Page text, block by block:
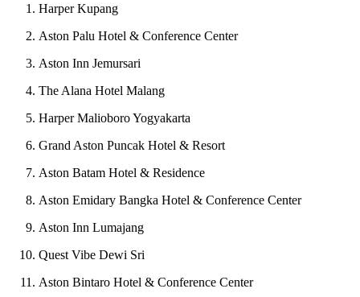
Harper Kupang
Aston Palu Hotel & Conference Center
Aston Inn Jemursari
The Alana Hotel Malang
Harper Malioboro Yogyakarta
Grand Aston Puncak Hotel & Resort
Aston Batam Hotel & Residence
Aston Emidary Bangka Hotel & Conference Center
Aston Inn Lumajang
Quest Vibe Dewi Sri
Aston Bintaro Hotel & Conference Center